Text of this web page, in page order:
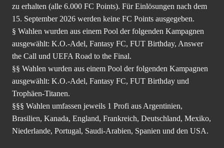
zu erhalten (alle 6.000 FC Points). Für Einlösungen nach dem
15. September 2026 werden keine FC Points ausgegeben.
§ Wahlen wurden aus einem Pool der folgenden Kampagnen
ausgewählt: K.O.-Adel, Fantasy FC, FUT Birthday, Answer
the Call und UEFA Road to the Final.
§§ Wahlen wurden aus einem Pool der folgenden Kampagnen
ausgewählt: K.O.-Adel, Fantasy FC, FUT Birthday und
Trophäen-Titanen.
§§§ Wahlen umfassen jeweils 1 Profi aus Argentinien,
Brasilien, Kanada, England, Frankreich, Deutschland, Mexiko,
Niederlande, Portugal, Saudi-Arabien, Spanien und den USA.